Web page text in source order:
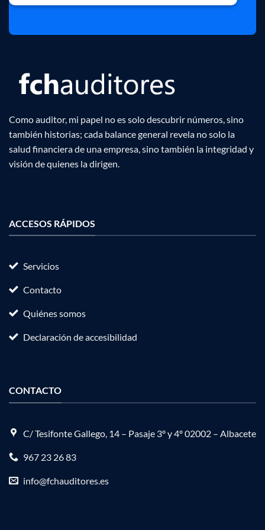
Como auditor, mi papel no es solo descubrir números, sino
también historias; cada balance general revela no solo la
salud financiera de una empresa, sino también la integridad y
visión de quienes la dirigen.
ACCESOS RÁPIDOS
Servicios
Contacto
Quiénes somos
Declaración de accesibilidad
CONTACTO
C/ Tesifonte Gallego, 14 – Pasaje 3º y 4º 02002 – Albacete
967 23 26 83
info@fchauditores.es